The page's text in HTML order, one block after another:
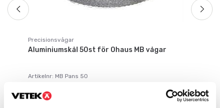
Precisionsvågar
Aluminiumskål 50st för Ohaus MB vågar
Artikelnr: MB Pans 50
449 kr